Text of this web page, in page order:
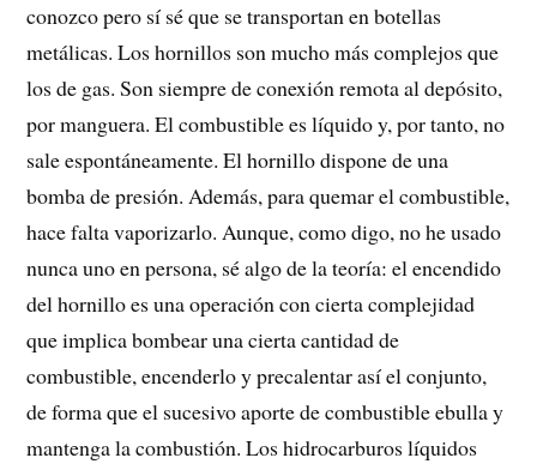
conozco pero sí sé que se transportan en botellas
metálicas. Los hornillos son mucho más complejos que
los de gas. Son siempre de conexión remota al depósito,
por manguera. El combustible es líquido y, por tanto, no
sale espontáneamente. El hornillo dispone de una
bomba de presión. Además, para quemar el combustible,
hace falta vaporizarlo. Aunque, como digo, no he usado
nunca uno en persona, sé algo de la teoría: el encendido
del hornillo es una operación con cierta complejidad
que implica bombear una cierta cantidad de
combustible, encenderlo y precalentar así el conjunto,
de forma que el sucesivo aporte de combustible ebulla y
mantenga la combustión. Los hidrocarburos líquidos